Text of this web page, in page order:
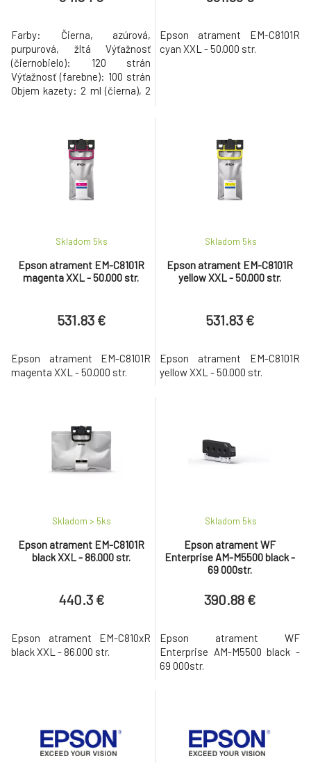
Farby: Čierna, azúrová,
purpurová, žltá Výťažnosť
(čiernobielo): 120 strán
Výťažnosť (farebne): 100 strán
Objem kazety: 2 ml (čierna), 2
DeskJet 2700e, HP DeskJet
2800, HP DeskJet 2800e,
2810e, 2820e, HP DeskJet
2720, HP DeskJet 4220, HP
DeskJet Plus 4120, H
Epson atrament EM-C8101R
cyan XXL - 50.000 str.
Epson atrament EM-C8101R
magenta XXL - 50.000 str.
Skladom 5ks
531.83 €
Epson atrament EM-C8101R
magenta XXL - 50.000 str.
Epson atrament EM-C8101R
yellow XXL - 50.000 str.
Skladom 5ks
531.83 €
Epson atrament EM-C8101R
yellow XXL - 50.000 str.
Epson atrament EM-C8101R
black XXL - 86.000 str.
Skladom > 5ks
440.3 €
Epson atrament EM-C810xR
black XXL - 86.000 str.
Epson atrament WF
Enterprise AM-M5500 black -
69 000str.
Skladom 5ks
390.88 €
Epson atrament WF
Enterprise AM-M5500 black -
69 000str.